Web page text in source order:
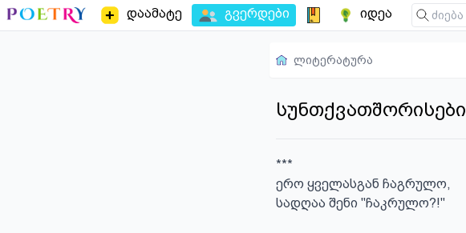
დაამატე გვერდები იდეა
ლიტერატურა
სუნთქვათშორისები
***
ერო ყველასგან ჩაგრულო,
სადღაა შენი "ჩაკრულო?!"